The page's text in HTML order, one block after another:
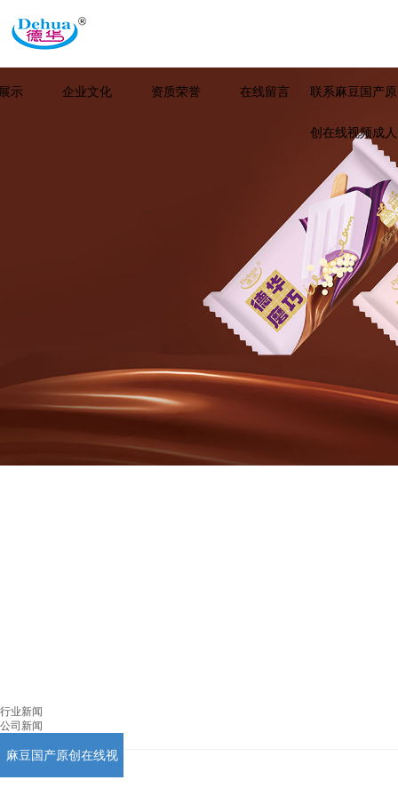
示 企业文化 资质荣誉 在线留言 联系麻豆国产原
创在线视频成人
行业新闻
公司新闻
麻豆国产原创在线视